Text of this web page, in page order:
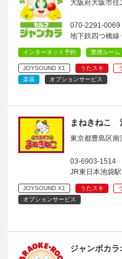
大阪府大阪市
070-2291-0069
地下鉄四つ橋線
インターネット予約 禁煙ルーム
JOYSOUND X1 うたスキ
楽器
オプションサービス
まねきねこ
東京都豊島区南
03-6903-1514
JR東日本池袋駅
JOYSOUND X1 うたスキ
オプションサービス
ジャンボカ